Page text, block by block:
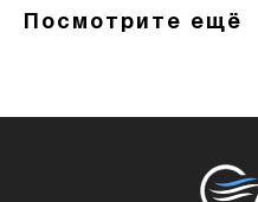
Посмотрите ещё